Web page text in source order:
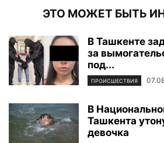
ЭТО МОЖЕТ БЫТЬ
В Ташкенте
за
под...
ПРОИСШЕСТВИЯ
В
Ташкента
девочка